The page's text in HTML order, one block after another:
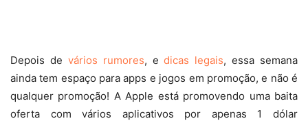
Depois de vários rumores, edicas legais, essa semana
ainda tem espaço para apps e jogos em promoção, e não é
qualquer promoção! A Apple está promovendo uma baita
oferta com vários aplicativos por apenas 1 dólar